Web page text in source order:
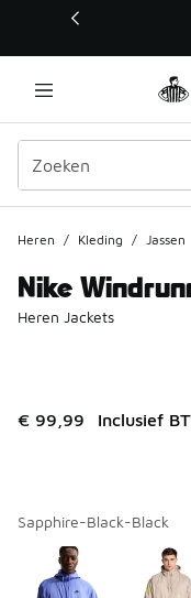
Deze link wordt
Heren / Kleding / Jassen
Nike
Heren Jackets
€ 99,99 Inclusief
Sapphire-Black-Black
Pagina 1 van 1 met
Kies een model